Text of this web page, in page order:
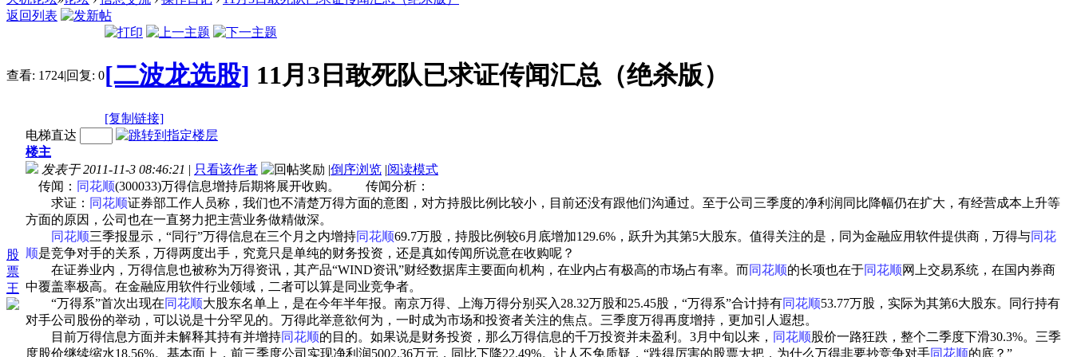
返回列表
查看: 1724|回复: 0[二波龙选股] 11月3日敢死队已求证传闻汇总（绝杀版）
[复制链接]
股
票
王
电梯直达
楼主
发表于 2011-11-3 08:46:21 | 只看该作者 |倒序浏览 |阅读模式
传闻： 同花顺(300033)万得信息增持后期将展开收购。 传闻分析：
求证： 同花顺证券部工作人员称，我们也不清楚万得方面的意图，对方持股比例比较小，目前还没有跟他们沟通过。至于公司三季度的净利润同比降幅仍在扩大，有经营成本上升等
方面的原因，公司也在一直努力把主营业务做精做深。
同花顺三季报显示，“同行”万得信息在三个月之内增持同花顺69.7万股，持股比例较6月底增加129.6%，跃升为其第5大股东。值得关注的是，同为金融应用软件提供商，万得与同花
顺是竞争对手的关系，万得两度出手，究竟只是单纯的财务投资，还是真如传闻所说意在收购呢？
在证券业内，万得信息也被称为万得资讯，其产品“WIND资讯”财经数据库主要面向机构，在业内占有极高的市场占有率。而同花顺的长项也在于同花顺网上交易系统，在国内券商
中覆盖率极高。在金融应用软件行业领域，二者可以算是同业竞争者。
“万得系”首次出现在同花顺大股东名单上，是在今年半年报。南京万得、上海万得分别买入28.32万股和25.45股，“万得系”合计持有同花顺53.77万股，实际为其第6大股东。同行持有
对手公司股份的举动，可以说是十分罕见的。万得此举意欲何为，一时成为市场和投资者关注的焦点。三季度万得再度增持，更加引人遐想。
目前万得信息方面并未解释其持有并增持同花顺的目的。如果说是财务投资，那么万得信息的千万投资并未盈利。3月中旬以来， 同花顺股价一路狂跌，整个二季度下滑30.3%。三季
度股价继续缩水18.56%。基本面上，前三季度公司实现净利润5002.36万元，同比下降22.49%。让人不免质疑，“跌得厉害的股票大把，为什么万得非要抄竞争对手同花顺的底？”